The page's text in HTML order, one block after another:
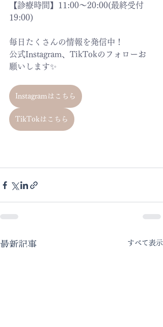
【診療時間】11:00〜20:00(最終受付
19:00)
毎日たくさんの情報を発信中！
公式Instagram、TikTokのフォローお
願いします✨
Instagramはこちら
TikTokはこちら
最新記事 すべて表示